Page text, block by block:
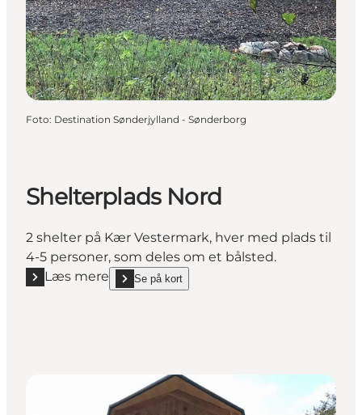
Foto: Destination Sønderjylland - Sønderborg
Shelterplads Nord
2 shelter på Kær Vestermark, hver med plads til
4-5 personer, som deles om et bålsted.
Læs mere
Læs mere "Shelterplads Nord"
Se på kort
show Shelterplads Nord on_map